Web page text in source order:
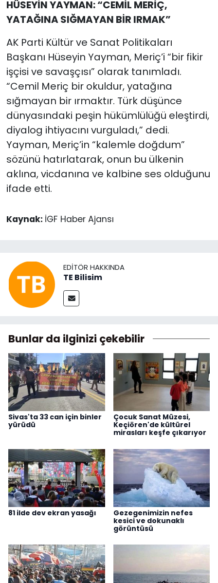
HÜSEYİN YAYMAN: “CEMİL MERİÇ,
YATAĞINA SIĞMAYAN BİR IRMAK”
AK Parti Kültür ve Sanat Politikaları
Başkanı Hüseyin Yayman, Meriç’i “bir fikir
işçisi ve savaşçısı” olarak tanımladı.
“Cemil Meriç bir okuldur, yatağına
sığmayan bir ırmaktır. Türk düşünce
dünyasındaki peşin hükümlülüğü eleştirdi,
diyalog ihtiyacını vurguladı,” dedi.
Yayman, Meriç’in “kalemle doğdum”
sözünü hatırlatarak, onun bu ülkenin
aklına, vicdanına ve kalbine ses olduğunu
ifade etti.
Kaynak: İGF Haber Ajansı
EDITÖR HAKKINDA
TE Bilisim
Bunlar da ilginizi çekebilir
Sivas'ta 33 can için binler
yürüdü
Çocuk Sanat Müzesi,
Keçiören'de kültürel
mirasları keşfe çıkarıyor
81 ilde dev ekran yasağı
Gezegenimizin nefes
kesici ve dokunaklı
görüntüsü